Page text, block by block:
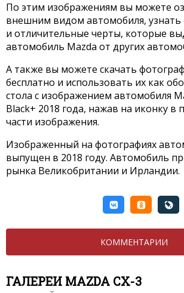
По этим изображениям вы можете
внешним видом автомобиля, узнать
и отличительные черты, которые
автомобиль Mazda от других
А также вы можете скачать
бесплатно и использовать их как
стола с изображением автомобиля
Black+ 2018 года, нажав на иконку в
части изображения.
Изображенный на фотографиях
выпущен в 2018 году. Автомобиль
рынка Великобритании и Ирландии.
КОММЕНТАРИИ
ГАЛЕРЕИ MAZDA CX-3